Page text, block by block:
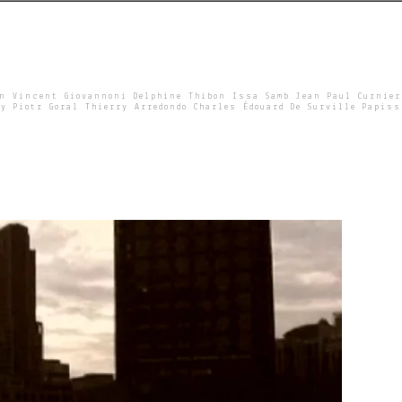
Vincent Giovannoni Delphine Thibon Issa Samb Jean Paul Curnier
Piotr Goral Thierry Arredondo Charles Édouard De Surville Papiss